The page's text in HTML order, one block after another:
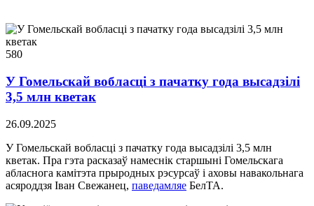
580
У Гомельскай вобласці з пачатку года высадзілі
3,5 млн кветак
26.09.2025
У Гомельскай вобласці з пачатку года высадзілі 3,5 млн
кветак. Пра гэта расказаў намеснік старшыні Гомельскага
абласнога камітэта прыродных рэсурсаў і аховы навакольнага
асяроддзя Іван Свежанец, паведамляе БелТА.